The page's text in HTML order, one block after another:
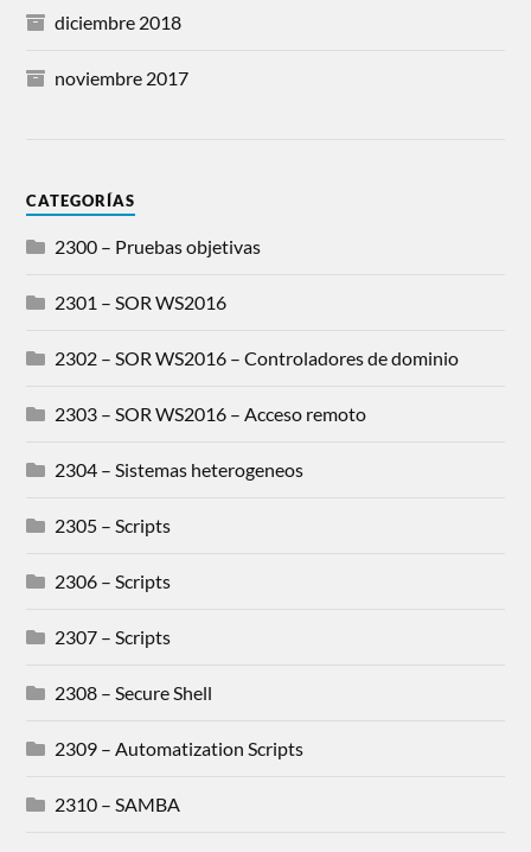
diciembre 2018
noviembre 2017
CATEGORÍAS
2300 – Pruebas objetivas
2301 – SOR WS2016
2302 – SOR WS2016 – Controladores de dominio
2303 – SOR WS2016 – Acceso remoto
2304 – Sistemas heterogeneos
2305 – Scripts
2306 – Scripts
2307 – Scripts
2308 – Secure Shell
2309 – Automatization Scripts
2310 – SAMBA